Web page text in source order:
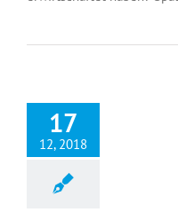
17
12, 2018